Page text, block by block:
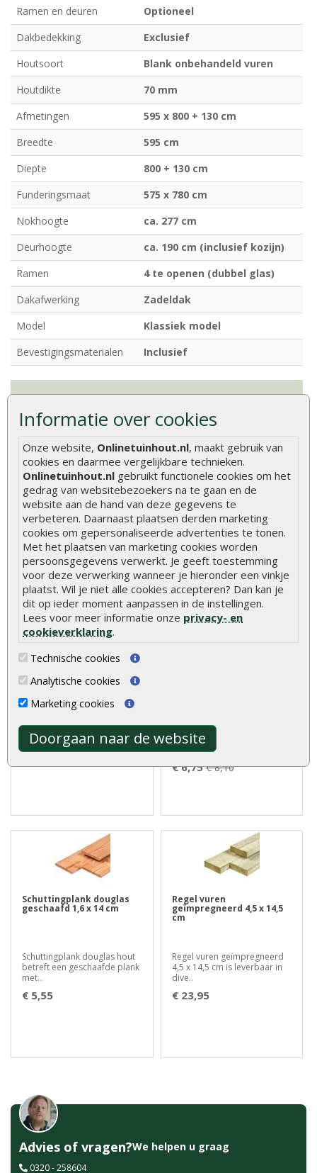
Informatie over cookies
Onze website, Onlinetuinhout.nl, maakt gebruik van
cookies en daarmee vergelijkbare technieken.
Onlinetuinhout.nl gebruikt functionele cookies om het
gedrag van websitebezoekers na te gaan en de
website aan de hand van deze gegevens te
verbeteren. Daarnaast plaatsen derden marketing
cookies om gepersonaliseerde advertenties te tonen.
Met het plaatsen van marketing cookies worden
persoonsgegevens verwerkt. Je geeft toestemming
voor deze verwerking wanneer je hieronder een vinkje
plaatst. Wil je niet alle cookies accepteren? Dan kan je
dit op ieder moment aanpassen in de instellingen.
Lees voor meer informatie onze privacy- en
cookieverklaring.
Technische cookies
Analytische cookies
Marketing cookies
Doorgaan naar de website
Ramen en deuren
Optioneel
Dakbedekking
Exclusief
Houtsoort
Blank onbehandeld vuren
Houtdikte
70 mm
Afmetingen
595 x 800 + 130 cm
Breedte
595 cm
Diepte
800 + 130 cm
Funderingsmaat
575 x 780 cm
Nokhoogte
ca. 277 cm
Deurhoogte
ca. 190 cm (inclusief kozijn)
Ramen
4 te openen (dubbel glas)
Dakafwerking
Zadeldak
Model
Klassiek model
Bevestigingsmaterialen
Inclusief
eigenschappen. Lees alles over de kenmerken en
Beoordelingen
Er zijn geen beoordelingen voor dit product.
Geef beoordeling
Klanten kochten ook
Vlonder totaalpakket
geïmpregneerd 28 mm
verzinkte schroeven
Vlonder totaalpakket
geïmpregneerd 28 mm wit
verzinkte schro..
€ 33,95 € 40,95
geïmpregneerd 1,6 x 14 x 400
cm is ..
€ 6,75 € 8,10
Schuttingplank douglas
geschaafd 1,6 x 14 cm
Schuttingplank douglas hout
betreft een geschaafde plank
met..
€ 5,55
Regel vuren
geïmpregneerd 4,5 x 14,5
cm
Regel vuren geïmpregneerd
4,5 x 14,5 cm is leverbaar in
dive..
€ 23,95
Advies of vragen?We helpen u graag
0320 - 258604